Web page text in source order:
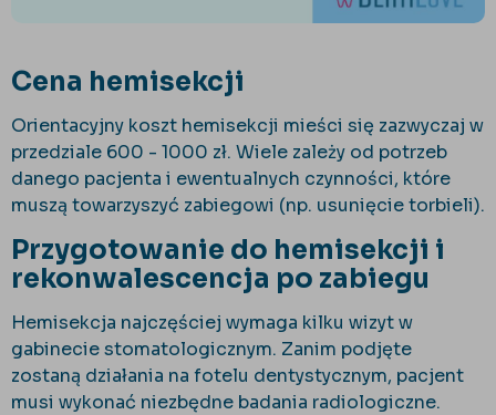
Cena hemisekcji
Orientacyjny koszt hemisekcji mieści się zazwyczaj w
przedziale 600 - 1000 zł. Wiele zależy od potrzeb
danego pacjenta i ewentualnych czynności, które
muszą towarzyszyć zabiegowi (np. usunięcie torbieli).
Przygotowanie do hemisekcji i
rekonwalescencja po zabiegu
Hemisekcja najczęściej wymaga kilku wizyt w
gabinecie stomatologicznym. Zanim podjęte
zostaną działania na fotelu dentystycznym, pacjent
musi wykonać niezbędne badania radiologiczne.